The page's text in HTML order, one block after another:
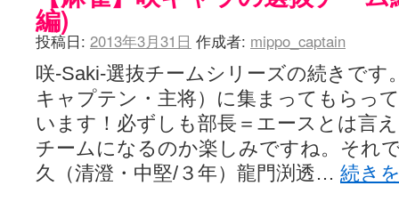
編)
投稿日: 2013年3月31日 作成者: mippo_captain
咲-Saki-選抜チームシリーズの続きです
キャプテン・主将）に集まってもらっ
います！必ずしも部長＝エースとは言
チームになるのか楽しみですね。それ
久（清澄・中堅/３年）龍門渕透… 続き